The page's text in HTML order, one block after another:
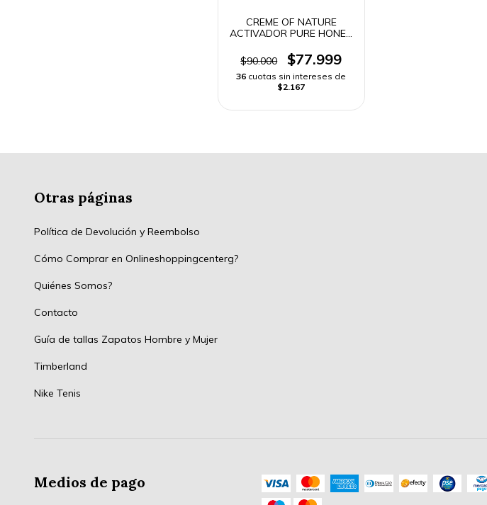
CREME OF NATURE
ACTIVADOR PURE HONEY
$90.000
$77.999
36 cuotas sin intereses de
$2.167
Otras páginas
Política de Devolución y Reembolso
Cómo Comprar en Onlineshoppingcenterg?
Quiénes Somos?
Contacto
Guía de tallas Zapatos Hombre y Mujer
Timberland
Nike Tenis
Medios de pago